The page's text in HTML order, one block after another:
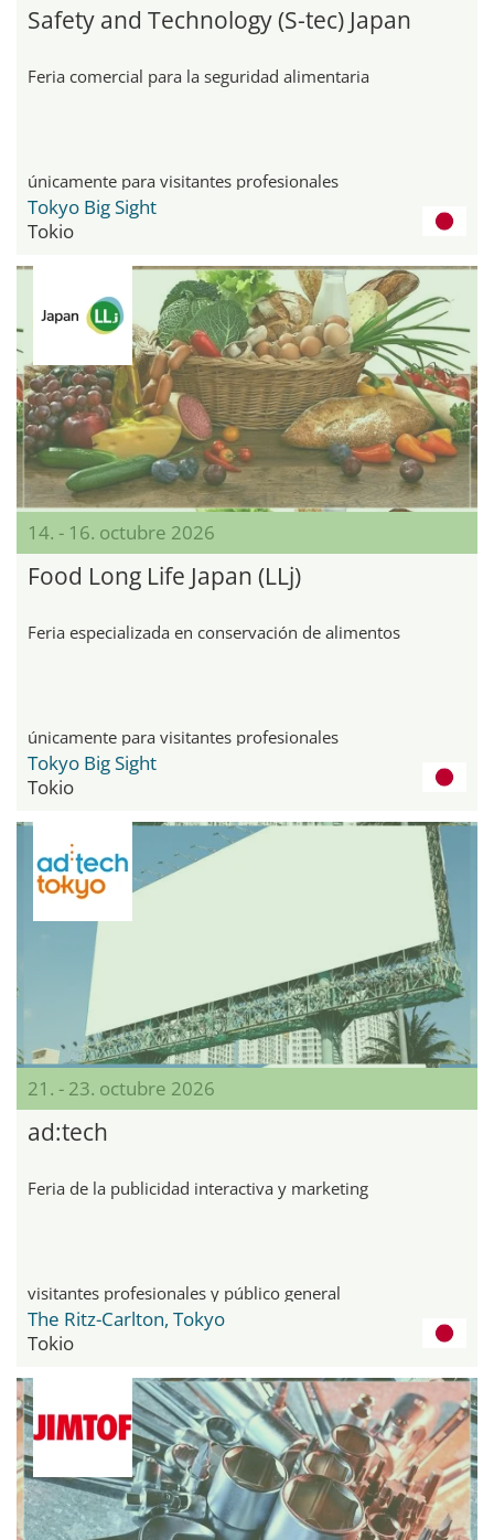
Safety and Technology (S-tec) Japan
Feria comercial para la seguridad alimentaria
únicamente para visitantes profesionales
Tokyo Big Sight
Tokio
14. - 16. octubre 2026
Food Long Life Japan (LLj)
Feria especializada en conservación de alimentos
únicamente para visitantes profesionales
Tokyo Big Sight
Tokio
21. - 23. octubre 2026
ad:tech
Feria de la publicidad interactiva y marketing
visitantes profesionales y público general
The Ritz-Carlton, Tokyo
Tokio